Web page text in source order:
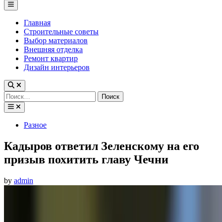
Main
Menu
Главная
Строительные советы
Выбор материалов
Внешняя отделка
Ремонт квартир
Дизайн интерьеров
Найти:
PostedРазное
Кадыров ответил Зеленскому на его
призыв похитить главу Чечни
by admin